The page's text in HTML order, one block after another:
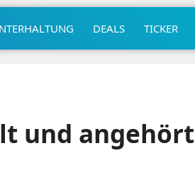
DEALS TICKER
und angehört